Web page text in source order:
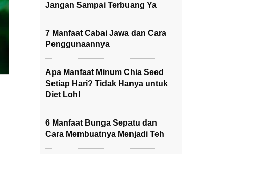
Jangan Sampai Terbuang Ya
7 Manfaat Cabai Jawa dan Cara
Penggunaannya
Apa Manfaat Minum Chia Seed
Setiap Hari? Tidak Hanya untuk
Diet Loh!
6 Manfaat Bunga Sepatu dan
Cara Membuatnya Menjadi Teh